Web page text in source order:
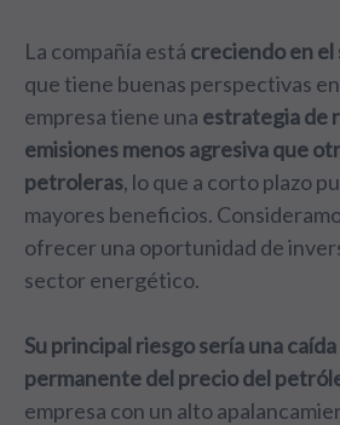
La compañía está creciendo en el
que tiene buenas perspectivas
empresa tiene una estrategia de
emisiones menos agresiva que
petroleras, lo que a corto plazo
mayores beneficios.
ofrecer una oportunidad de
sector energético.
Su principal riesgo sería una
permanente del precio del
empresa con un alto